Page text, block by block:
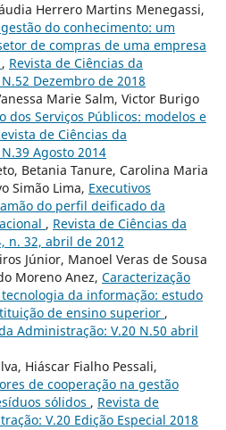
Herrero Martins Menegassi,
do conhecimento: um
de compras de uma empresa
, Revista de Ciências da
Dezembro de 2018
Marie Salm, Victor Burigo
dos Serviços Públicos: modelos e
de Ciências da
Agosto 2014
Betania Tanure, Carolina Maria
Simão Lima, Executivos
do perfil deificado da
, Revista de Ciências da
n. 32, abril de 2012
Júnior, Manoel Veras de Sousa
Moreno Anez, Caracterização
da informação: estudo
de ensino superior ,
Administração: V.20 N.50 abril
Hiáscar Fialho Pessali,
de cooperação na gestão
sólidos , Revista de
V.20 Edição Especial 2018